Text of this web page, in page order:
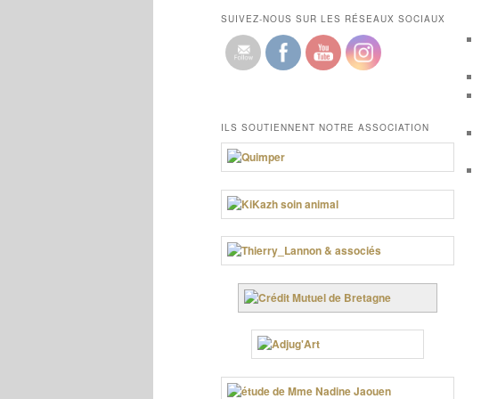
SUIVEZ-NOUS SUR LES RÉSEAUX SOCIAUX
ILS SOUTIENNENT NOTRE ASSOCIATION